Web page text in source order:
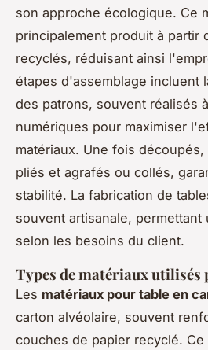
son approche écologique. Ce
principalement produit à partir
recyclés, réduisant ainsi
étapes d'assemblage incluent
des patrons, souvent réalisés
numériques pour maximiser
matériaux. Une fois
pliés et agrafés ou collés,
stabilité. La fabrication de
souvent artisanale, permettant
selon les besoins du client.
Types de matériaux
Les matériaux pour table en
carton alvéolaire, souvent
couches de papier recyclé.